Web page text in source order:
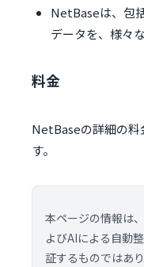
NetBaseは、包
データを、様々
料金
NetBaseの詳細の料
す。
本ページの情報は
よびAIによる自動
証するものではあ